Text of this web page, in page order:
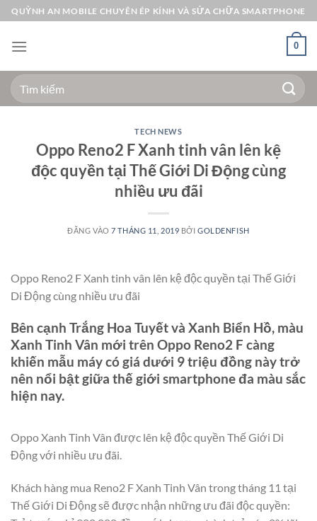
Bỏ
qua
nội
QUỲNH AN MOBILE CHUYÊN ÉP KÍNH VÀ SỬA CHỮA SMARTPHONE
0
Tìm
kiếm:
TECH NEWS
Oppo Reno2 F Xanh tinh vân lên kệ
độc quyền tại Thế Giới Di Động cùng
nhiều ưu đãi
ĐĂNG VÀO7 THÁNG 11, 2019 BỞIGOLDENFISH
Oppo Reno2 F Xanh tinh vân lên kệ độc quyền tại Thế Giới
Di Động cùng nhiều ưu đãi
Bên cạnh Trắng Hoa Tuyết và Xanh Biển Hồ, màu
Xanh Tinh Vân mới trên Oppo Reno2 F càng
khiến mẫu máy có giá dưới 9 triệu đồng này trở
nên nổi bật giữa thế giới smartphone đa màu sắc
hiện nay.
Oppo Xanh Tinh Vân được lên kệ độc quyền Thế Giới Di
Động với nhiều ưu đãi.
Khách hàng mua Reno2 F Xanh Tinh Vân trong tháng 11 tại
Thế Giới Di Động sẽ được nhận những ưu đãi độc quyền: